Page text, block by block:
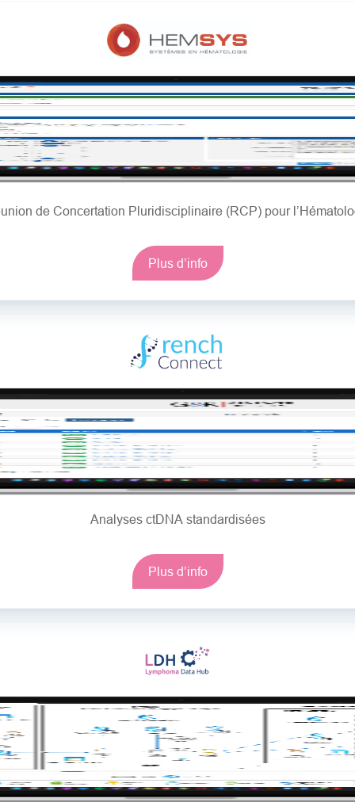
de Concertation Pluridisciplinaire (RCP) pour
Plus d’info
Analyses ctDNA standardisées
Plus d’info